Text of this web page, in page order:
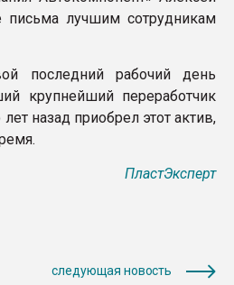
письма лучшим сотрудникам
последний рабочий день
крупнейший переработчик
назад приобрел этот актив,
ПластЭксперт
следующая новость